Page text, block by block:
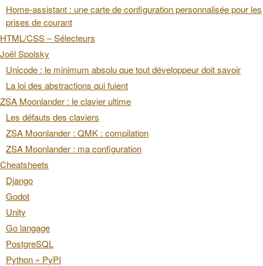
Home-assistant : une carte de configuration personnalisée pour les
prises de courant
HTML/CSS – Sélecteurs
Joël Spolsky
Unicode : le minimum absolu que tout développeur doit savoir
La loi des abstractions qui fuient
ZSA Moonlander : le clavier ultime
Les défauts des claviers
ZSA Moonlander : QMK : compilation
ZSA Moonlander : ma configuration
Cheatsheets
Django
Godot
Unity
Go langage
PostgreSQL
Python » PyPI